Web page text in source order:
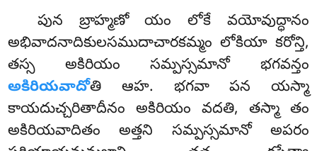
పున బ్రాహ్మణో యం లోకే వయోవుద్ధానం
అభివాదనాదికులసముదాచారకమ్మం లోకియా కరోన్తి,
తస్స అకిరియం సమ్పస్సమానో భగవన్తం
అకిరియవాదోతి ఆహ. భగవా పన యస్మా
కాయదుచ్చరితాదీనంఅకిరియం వదతి, తస్మా తం
అకిరియవాదితం అత్తని సమ్పస్సమానో అపరం